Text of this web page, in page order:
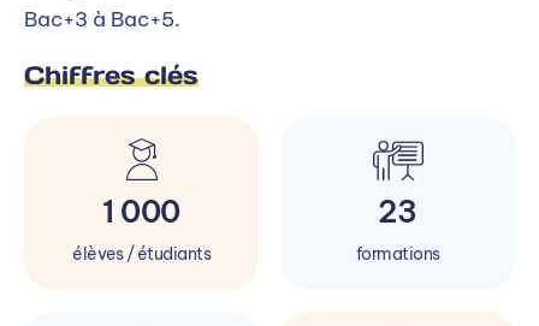
Bac+3 à Bac+5.
Chiffres clés
1 000
élèves / étudiants
23
formations